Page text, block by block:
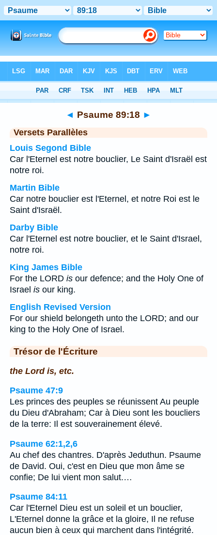
Chapitre 89> Verset 18
◄ Psaume 89:18 ►
Versets Parallèles
Louis Segond Bible
Car l'Eternel est notre bouclier, Le Saint d'Israël est
notre roi.
Martin Bible
Car notre bouclier est l'Eternel, et notre Roi est le
Saint d'Israël.
Darby Bible
Car l'Eternel est notre bouclier, et le Saint d'Israel,
notre roi.
King James Bible
For the LORD is our defence; and the Holy One of
Israel is our king.
English Revised Version
For our shield belongeth unto the LORD; and our
king to the Holy One of Israel.
Trésor de l'Écriture
the Lord is, etc.
Psaume 47:9
Les princes des peuples se réunissent Au peuple
du Dieu d'Abraham; Car à Dieu sont les boucliers
de la terre: Il est souverainement élevé.
Psaume 62:1,2,6
Au chef des chantres. D'après Jeduthun. Psaume
de David. Oui, c'est en Dieu que mon âme se
confie; De lui vient mon salut.…
Psaume 84:11
Car l'Eternel Dieu est un soleil et un bouclier,
L'Eternel donne la grâce et la gloire, Il ne refuse
aucun bien à ceux qui marchent dans l'intégrité.